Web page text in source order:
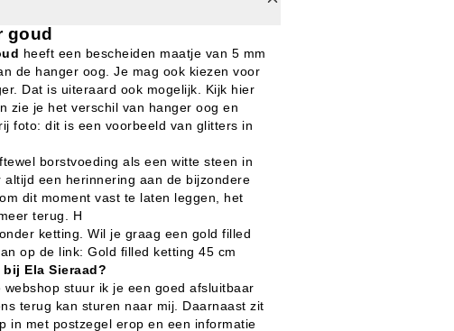
goud
heeft een bescheiden maatje van 5 mm
de hanger oog. Je mag ook kiezen voor
Dat is uiteraard ook mogelijk. Kijk hier
zie je het verschil van hanger oog en
foto: dit is een voorbeeld van glitters in
borstvoeding als een witte steen in
een herinnering aan de bijzondere
dit moment vast te laten leggen, het
terug. H
ketting. Wil je graag een gold filled
op de link: Gold filled ketting 45 cm
Ela Sieraad?
stuur ik je een goed afsluitbaar
terug kan sturen naar mij. Daarnaast zit
in met postzegel erop en een informatie